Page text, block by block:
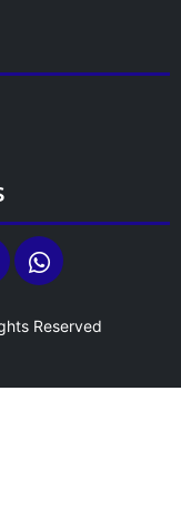
Reserved